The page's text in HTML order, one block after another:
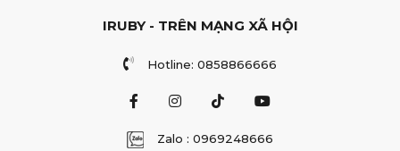
IRUBY - TRÊN MẠNG XÃ HỘI
Hotline: 0858866666
Zalo : 0969248666